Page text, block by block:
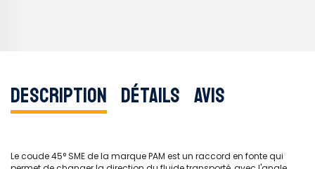
Description Détails Avis
Le coude 45° SME de la marque PAM est un raccord en fonte qui